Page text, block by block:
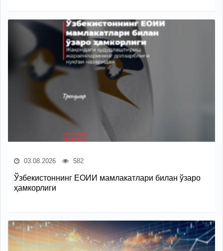
03.08.2026 582
Ўзбекистоннинг ЕОИИ мамлакатлари билан ўзаро
ҳамкорлиги